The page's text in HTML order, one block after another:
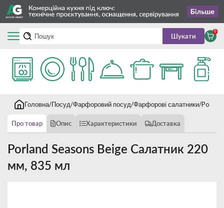
Шукати
0
Головна Посуд Фарфоровий посуд Фарфорові салатники
Про товар Опис Характеристики Доставка
Porland Seasons Beige Салатник 220
мм, 835 мл